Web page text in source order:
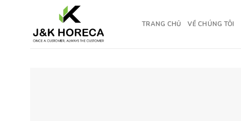
TRANG CHỦ VỀ CHÚNG TÔI